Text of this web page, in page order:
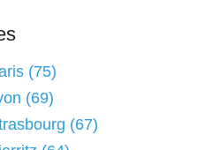
(75)
(69)
(67)